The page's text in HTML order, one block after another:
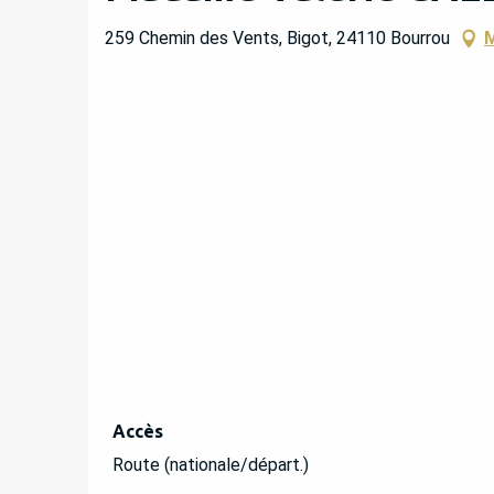
259 Chemin des Vents, Bigot, 24110 Bourrou
Accès
Accès
Route (nationale/départ.)